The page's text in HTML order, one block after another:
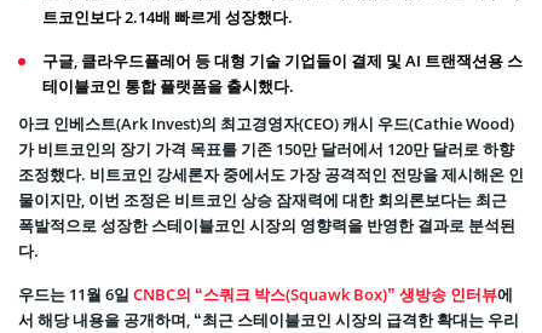
트코인보다 2.14배 빠르게 성장했다.
구글, 클라우드플레어 등 대형 기술 기업들이 결제 및 AI 트랜잭션용 스
테이블코인 통합 플랫폼을 출시했다.
아크 인베스트(Ark Invest)의 최고경영자(CEO) 캐시 우드(Cathie Wood)
가 비트코인의 장기 가격 목표를 기존 150만 달러에서 120만 달러로 하향
조정했다. 비트코인 강세론자 중에서도 가장 공격적인 전망을 제시해온 인
물이지만, 이번 조정은 비트코인 상승 잠재력에 대한 회의론보다는 최근
폭발적으로 성장한 스테이블코인 시장의 영향력을 반영한 결과로 분석된
다.
우드는 11월 6일 CNBC의 “스쿼크 박스(Squawk Box)” 생방송 인터뷰에
서 해당 내용을 공개하며, “최근 스테이블코인 시장의 급격한 확대는 우리